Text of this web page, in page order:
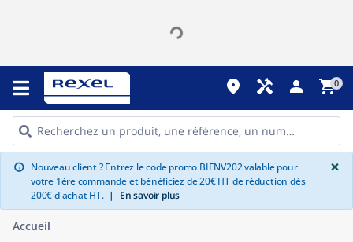
place handyman person shopping_cart0
info Nouveau client ? Entrez le code promo BIENV202 valable pour
votre 1ère commande et bénéficiez de 20€ HT de réduction dès
200€ d'achat HT. | En savoir plus
×
Accueil